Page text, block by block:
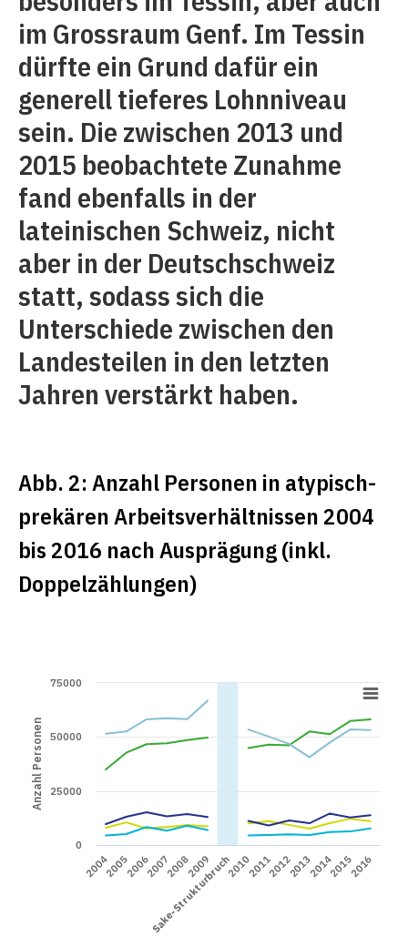
im Grossraum Genf. Im Tessin
dürfte ein Grund dafür ein
generell tieferes Lohnniveau
sein. Die zwischen 2013 und
2015 beobachtete Zunahme
fand ebenfalls in der
lateinischen Schweiz, nicht
aber in der Deutschschweiz
statt, sodass sich die
Unterschiede zwischen den
Landesteilen in den letzten
Jahren verstärkt haben.
Abb. 2: Anzahl Personen in atypisch-
prekären Arbeitsverhältnissen 2004
bis 2016 nach Ausprägung (inkl.
Doppelzählungen)
Anzahl Personen
200420052006200720082009
Sake-Strukturbruch2010201120122013201420152016
0
25000
50000
75000